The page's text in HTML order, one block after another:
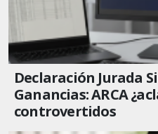
Declaración Jurada
Ganancias: ARCA
controvertidos